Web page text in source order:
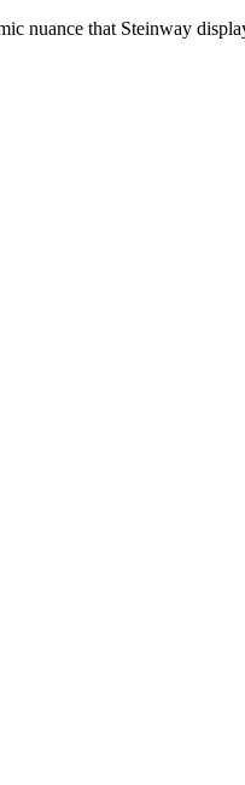
nuance that Steinway